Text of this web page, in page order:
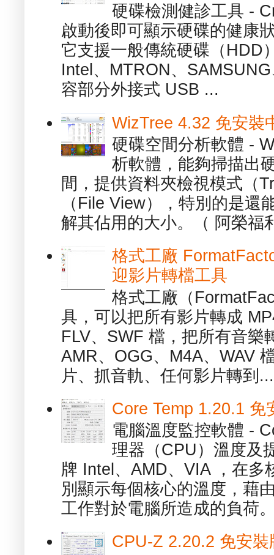
硬碟檢測健診工具 -
啟動後即可顯示硬碟的健康
它支援一般傳統硬碟（HDD
Intel、MTRON、
容部分外接式 USB ...
WizTree 4.32 免安裝
硬碟空間分析軟體 -
析軟體，能夠掃描出
間，提供資料夾檢視模式（
（File View），特別的是還
解其佔用的大小。（ 阿榮福
格式工廠
迎影片轉檔工具
格式工廠（
具，可以把所有影片轉成
FLV、SWF 檔，把所有音樂
AMR、OGG、M4A、WAV
片、抓音軌、任何影片轉到...
Core Temp 1.20.1 免
電腦溫度監控軟體 -
理器（CPU）溫度及
牌 Intel、AMD、VIA ，在多
別顯示每個核心的溫度，藉
工作對於電腦所造成的負荷
CPU-Z 2.20.2 免安